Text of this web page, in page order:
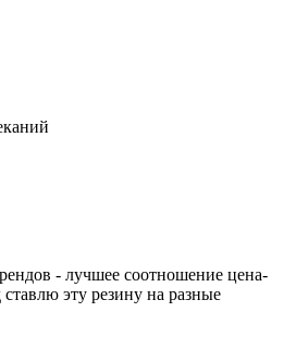
- лучшее соотношение цена-
эту резину на разные